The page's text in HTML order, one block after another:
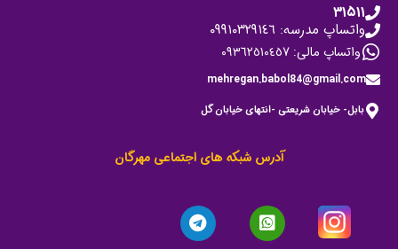
۳۱۵۱۱
واتساپ مدرسه: ٠٩٩١٠٣٢٩١٤٦
واتساپ مالی: ٠٩٣٦٢٥١٠٤٥٧
mehregan.babol84@gmail.com
بابل- خیابان شریعتی -انتهای خیابان گل
آدرس شبکه های اجتماعی مهرگان